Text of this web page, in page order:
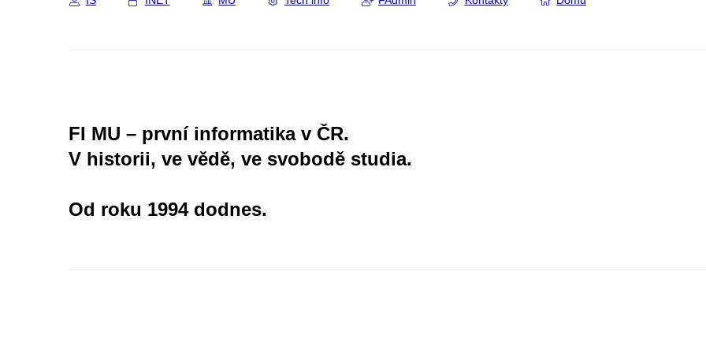
FI MU – první informatika v ČR.
V historii, ve vědě, ve svobodě studia.
Od roku 1994 dodnes.